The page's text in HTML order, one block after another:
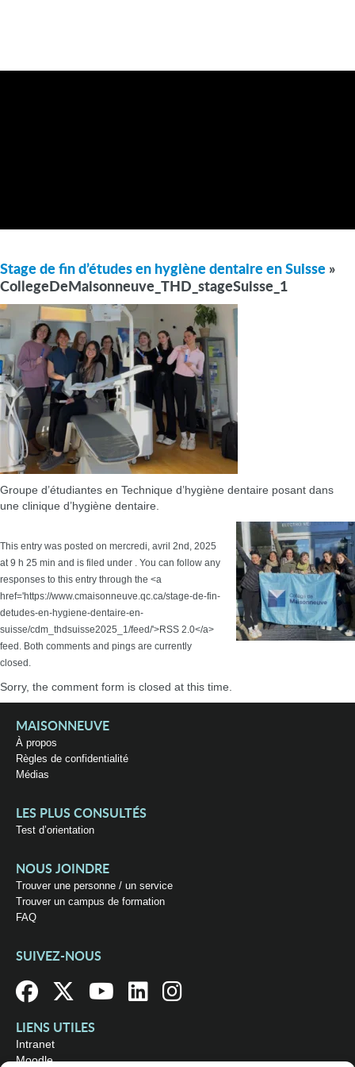
Stage de fin d’études en hygiène dentaire en Suisse »
CollegeDeMaisonneuve_THD_stageSuisse_1
Groupe d’étudiantes en Technique d’hygiène dentaire posant dans
une clinique d’hygiène dentaire.
This entry was posted on mercredi, avril 2nd, 2025
at 9 h 25 min and is filed under . You can follow any
responses to this entry through the <a
href='https://www.cmaisonneuve.qc.ca/stage-de-fin-
detudes-en-hygiene-dentaire-en-
suisse/cdm_thdsuisse2025_1/feed/'>RSS 2.0</a>
feed. Both comments and pings are currently
closed.
Sorry, the comment form is closed at this time.
MAISONNEUVE
À propos
Règles de confidentialité
Médias
LES PLUS CONSULTÉS
Test d’orientation
NOUS JOINDRE
Trouver une personne / un service
Trouver un campus de formation
FAQ
SUIVEZ-NOUS
LIENS UTILES
Intranet
Moodle